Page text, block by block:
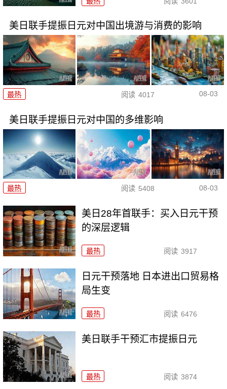
美日联手提振日元对中国出境游与消费的影响
最热 阅读 4017 08-03
美日联手提振日元对中国的多维影响
最热 阅读 5408 08-03
美日28年首联手：买入日元干预
的深层逻辑
最热 阅读 3917
日元干预落地 日本进出口贸易格
局生变
最热 阅读 6476
美日联手干预汇市提振日元
最热 阅读 3874